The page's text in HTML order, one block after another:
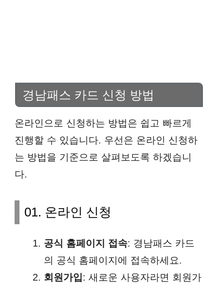
경남패스 카드 신청 방법
온라인으로 신청하는 방법은 쉽고 빠르게
진행할 수 있습니다. 우선은 온라인 신청하
는 방법을 기준으로 살펴보도록 하겠습니
다.
01. 온라인 신청
공식 홈페이지 접속: 경남패스 카드
의 공식 홈페이지에 접속하세요.
회원가입: 새로운 사용자라면 회원가